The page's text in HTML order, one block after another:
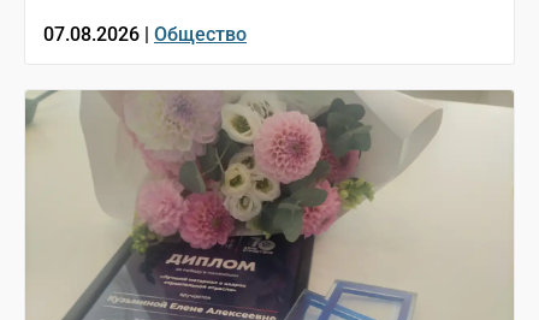
07.08.2026 | Общество